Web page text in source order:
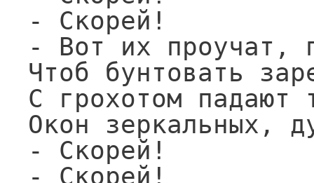
- Скорей!
- Вот их проучат,
Чтоб бунтовать
С грохотом падают
Окон зеркальных,
- Скорей!
- Скорей!